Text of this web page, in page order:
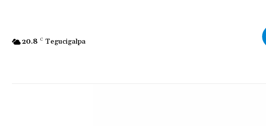
20.8 C Tegucigalpa